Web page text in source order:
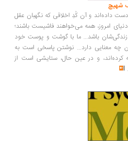
شهیچ‭
داده‌اند و آن کُدِ اخلاقی که نگهبان عقل
امروز، همه می‌خواهند فاشیست باشند؛
باشد... ما با گوشت و پوست خود
چه معنایی دارد... نوشتن پاسخی است به
کرده‌اند، و در عین حال، ستایشی است از